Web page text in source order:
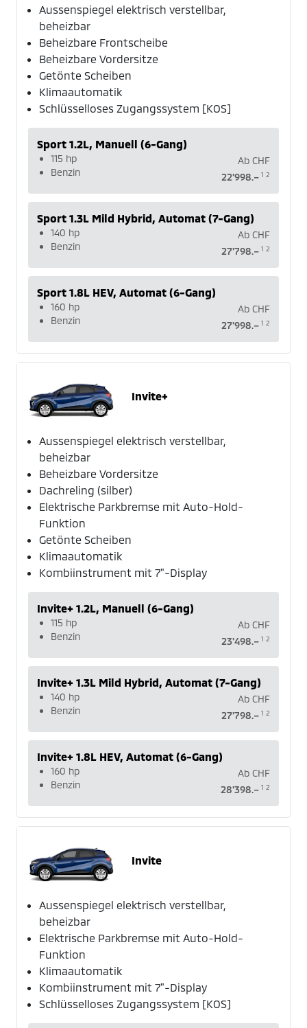
Aussenspiegel elektrisch verstellbar,
beheizbar
Beheizbare Frontscheibe
Beheizbare Vordersitze
Getönte Scheiben
Klimaautomatik
Schlüsselloses Zugangssystem [KOS]
Sport 1.2L, Manuell (6-Gang)
115 hp
Benzin
Ab CHF
22'998.– 1 2
Sport 1.3L Mild Hybrid, Automat (7-Gang)
140 hp
Benzin
Ab CHF
27'798.– 1 2
Sport 1.8L HEV, Automat (6-Gang)
160 hp
Benzin
Ab CHF
27'998.– 1 2
Invite+
Aussenspiegel elektrisch verstellbar,
beheizbar
Beheizbare Vordersitze
Dachreling (silber)
Elektrische Parkbremse mit Auto-Hold-
Funktion
Getönte Scheiben
Klimaautomatik
Kombiinstrument mit 7"-Display
Invite+ 1.2L, Manuell (6-Gang)
115 hp
Benzin
Ab CHF
23'498.– 1 2
Invite+ 1.3L Mild Hybrid, Automat (7-Gang)
140 hp
Benzin
Ab CHF
27'798.– 1 2
Invite+ 1.8L HEV, Automat (6-Gang)
160 hp
Benzin
Ab CHF
28'398.– 1 2
Invite
Aussenspiegel elektrisch verstellbar,
beheizbar
Elektrische Parkbremse mit Auto-Hold-
Funktion
Klimaautomatik
Kombiinstrument mit 7"-Display
Schlüsselloses Zugangssystem [KOS]